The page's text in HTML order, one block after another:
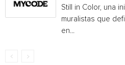
Still in Color, una
muralistas que
en...